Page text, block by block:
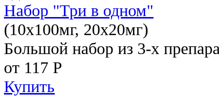
Набор "Три в одном"
(10x100мг, 20x20мг)
Большой набор из 3-х
от 117 Р
Купить